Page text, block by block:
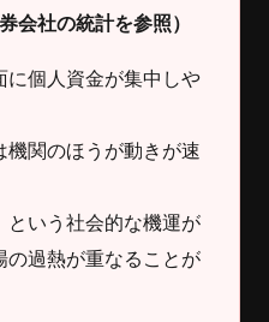
会社の統計を参照）
に個人資金が集中しや
機関のほうが動きが速
という社会的な機運が
の過熱が重なることが